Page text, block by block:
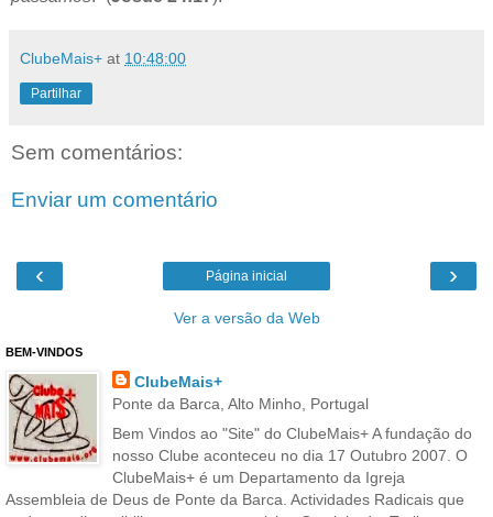
ClubeMais+ at 10:48:00
Partilhar
Sem comentários:
Enviar um comentário
‹ ›
Página inicial
Ver a versão da Web
BEM-VINDOS
ClubeMais+
Ponte da Barca, Alto Minho, Portugal
Bem Vindos ao "Site" do ClubeMais+ A fundação do
nosso Clube aconteceu no dia 17 Outubro 2007. O
ClubeMais+ é um Departamento da Igreja
Assembleia de Deus de Ponte da Barca. Actividades Radicais que